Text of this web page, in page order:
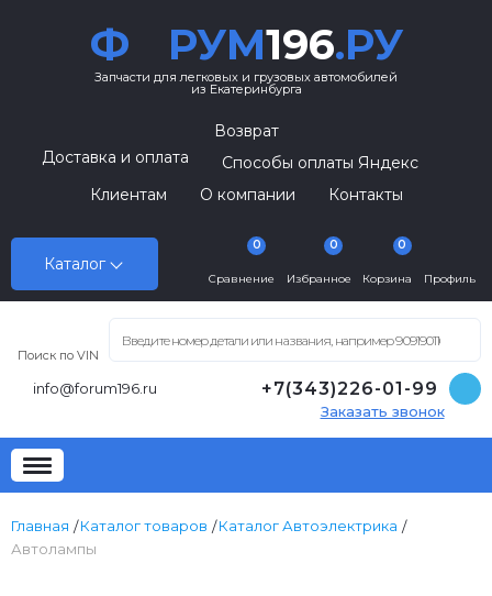
Ф РУМ196.РУ
Запчасти для легковых и грузовых автомобилей
из Екатеринбурга
Каталог
Возврат
Доставка и оплата
Способы оплаты Яндекс
Клиентам
О компании Контакты
Сравнение
0
Избранное
0
Корзина
0
Профиль
Поиск по VIN
info@forum196.ru +7(343)226-01-99
Заказать звонок
Главная Каталог товаров
Каталог Автоэлектрика
Автолампы